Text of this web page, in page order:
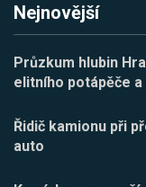
Nejnovější
Průzkum hlubin
elitního potápěče
Řidič kamionu při
auto